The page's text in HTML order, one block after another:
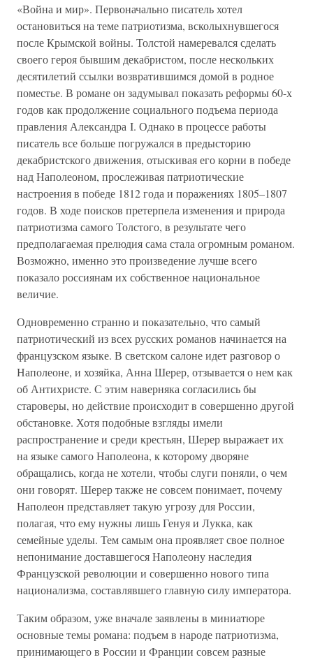
«Война и мир». Первоначально писатель хотел
остановиться на теме патриотизма, всколыхнувшегося
после Крымской войны. Толстой намеревался сделать
своего героя бывшим декабристом, после нескольких
десятилетий ссылки возвратившимся домой в родное
поместье. В романе он задумывал показать реформы 60-х
годов как продолжение социального подъема периода
правления Александра I. Однако в процессе работы
писатель все больше погружался в предысторию
декабристского движения, отыскивая его корни в победе
над Наполеоном, прослеживая патриотические
настроения в победе 1812 года и поражениях 1805–1807
годов. В ходе поисков претерпела изменения и природа
патриотизма самого Толстого, в результате чего
предполагаемая прелюдия сама стала огромным романом.
Возможно, именно это произведение лучше всего
показало россиянам их собственное национальное
величие.
Одновременно странно и показательно, что самый
патриотический из всех русских романов начинается на
французском языке. В светском салоне идет разговор о
Наполеоне, и хозяйка, Анна Шерер, отзывается о нем как
об Антихристе. С этим наверняка согласились бы
староверы, но действие происходит в совершенно другой
обстановке. Хотя подобные взгляды имели
распространение и среди крестьян, Шерер выражает их
на языке самого Наполеона, к которому дворяне
обращались, когда не хотели, чтобы слуги поняли, о чем
они говорят. Шерер также не совсем понимает, почему
Наполеон представляет такую угрозу для России,
полагая, что ему нужны лишь Генуя и Лукка, как
семейные уделы. Тем самым она проявляет свое полное
непонимание доставшегося Наполеону наследия
Французской революции и совершенно нового типа
национализма, составлявшего главную силу императора.
Таким образом, уже вначале заявлены в миниатюре
основные темы романа: подъем в народе патриотизма,
принимающего в России и Франции совсем разные